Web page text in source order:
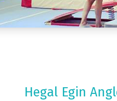
Hegal Egin